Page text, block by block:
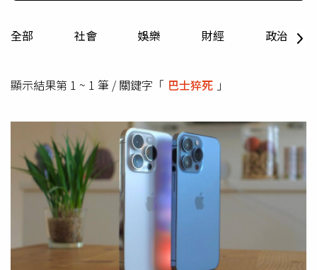
全部 社會 娛樂 財經 政治
顯示結果第 1 ~ 1 筆 / 關鍵字「 巴士猝死 」